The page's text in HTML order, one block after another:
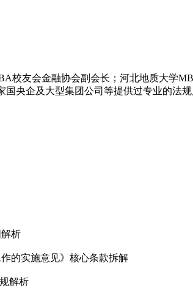
友会金融协会副会长；河北地质大学
央企及大型集团公司等提供过专业的法规
析
的实施意见》核心条款拆解
解析